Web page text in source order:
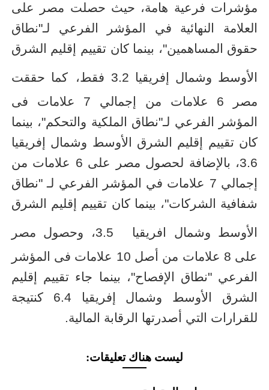
مؤشرات فرعية هامة، حيث حصلت مصر على
العلامة النهائية في المؤشر الفرعي لـ"نطاق
حقوق المساهمين"، بينما كان تقييم إقليم الشرق
الأوسط وشمال إفريقيا 3.2 فقط،
كما حققت
مصر 6 علامات من إجمالي 7 علامات فى
المؤشر الفرعي لـ"نطاق الملكية والتحكم"، بينما
كان تقييم إقليم الشرق الأوسط وشمال إفريقيا
3.6، بالإضافة لحصول مصر على 6 علامات من
إجمالي 7 علامات في المؤشر الفرعي لـ "نطاق
شفافية الشركات"، بينما كان تقييم إقليم الشرق
الأوسط وشمال افريقيا
3.5، وحصول مصر
على 8 علامات من أصل 10 علامات فى المؤشر
الفرعي "نطاق الإفصاح"، بينما جاء تقييم إقليم
الشرق الأوسط وشمال إفريقيا 6.4 كنتيجة
للقرارات التي أصدرتها الرقابة المالية.
ليست هناك تعليقات: